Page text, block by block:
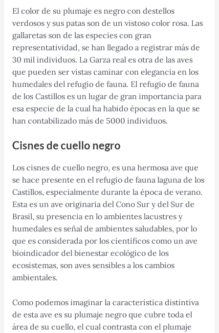
El color de su plumaje es negro con destellos
verdosos y sus patas son de un vistoso color rosa. Las
gallaretas son de las especies con gran
representatividad, se han llegado a registrar más de
30 mil individuos. La Garza real es otra de las aves
que pueden ser vistas caminar con elegancia en los
humedales del refugio de fauna. El refugio de fauna
de los Castillos es un lugar de gran importancia para
esa especie de la cual ha habido épocas en la que se
han contabilizado más de 5000 individuos.
Cisnes de cuello negro
Los cisnes de cuello negro, es una hermosa ave que
se hace presente en el refugio de fauna laguna de los
Castillos, especialmente durante la época de verano.
Esta es un ave originaria del Cono Sur y del Sur de
Brasil, su presencia en lo ambientes lacustres y
humedales es señal de ambientes saludables, por lo
que es considerada por los científicos como un ave
bioindicador del bienestar ecológico de los
ecosistemas, son aves sensibles a los cambios
ambientales.
Como podemos imaginar la característica distintiva
de esta ave es su plumaje negro que cubre toda el
área de su cuello, el cual contrasta con el plumaje